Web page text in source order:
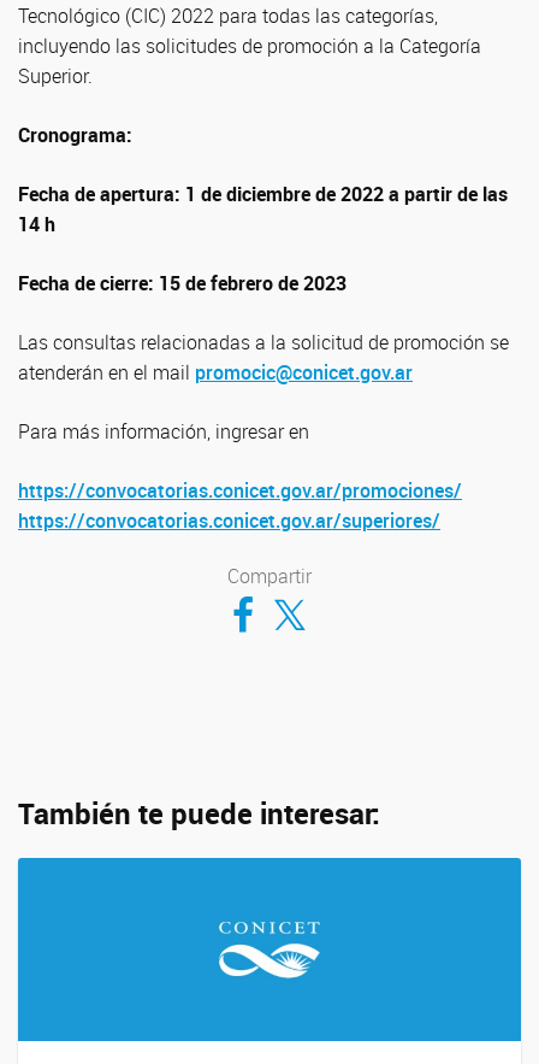
Tecnológico (CIC) 2022 para todas las categorías,
incluyendo las solicitudes de promoción a la Categoría
Superior.
Cronograma:
Fecha de apertura: 1 de diciembre de 2022 a partir de las
14 h
Fecha de cierre: 15 de febrero de 2023
Las consultas relacionadas a la solicitud de promoción se
atenderán en el mail promocic@conicet.gov.ar
Para más información, ingresar en
https://convocatorias.conicet.gov.ar/promociones/
https://convocatorias.conicet.gov.ar/superiores/
Compartir
Compartir en Facebook
Compartir en Twitter
También te puede interesar: